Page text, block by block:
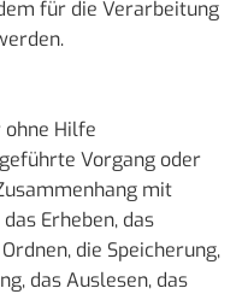
für die Verarbeitung
Hilfe
Vorgang oder
mit
Erheben, das
die Speicherung,
das Auslesen, das